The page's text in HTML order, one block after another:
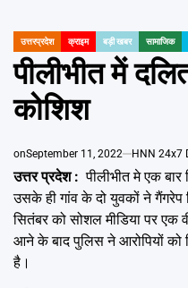
POSTED
IN
उत्तरप्रदेश क्राइम बड़ी खबर सामाजिक
पीलीभीत में
कोशिश
onSeptember 11, 2022 HNN 24x7
उत्तर प्रदेश : पीलीभीत मे एक
उसके ही गांव के दो युवकों ने गैंगरेप
सितंबर को सोशल मीडिया पर एक
आने के बाद पुलिस ने आरोपियों को
है।